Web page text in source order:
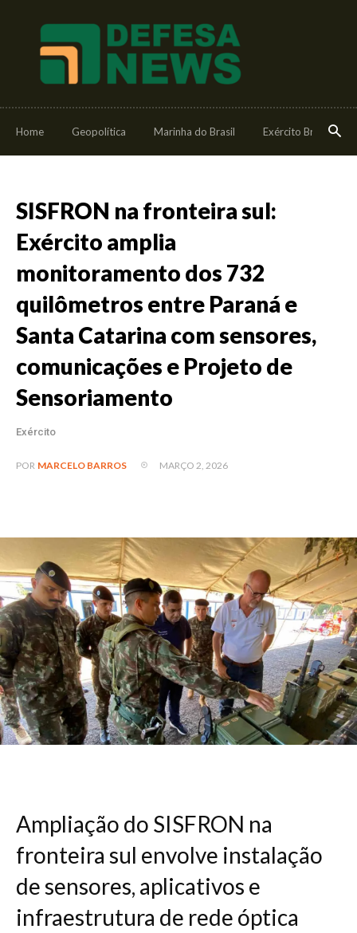
Home Geopolítica Marinha do Brasil Exército Brasileiro
SISFRON na fronteira sul:
Exército amplia
monitoramento dos 732
quilômetros entre Paraná e
Santa Catarina com sensores,
comunicações e Projeto de
Sensoriamento
Exército
POR MARCELO BARROS MARÇO 2, 2026
Ampliação do SISFRON na
fronteira sul envolve instalação
de sensores, aplicativos e
infraestrutura de rede óptica